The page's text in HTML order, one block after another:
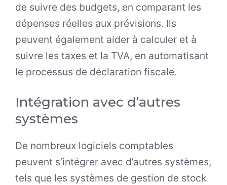
de suivre des budgets, en comparant les
dépenses réelles aux prévisions. Ils
peuvent également aider à calculer et à
suivre les taxes et la TVA, en automatisant
le processus de déclaration fiscale.
Intégration avec d’autres
systèmes
De nombreux logiciels comptables
peuvent s’intégrer avec d’autres systèmes,
tels que les systèmes de gestion de stock